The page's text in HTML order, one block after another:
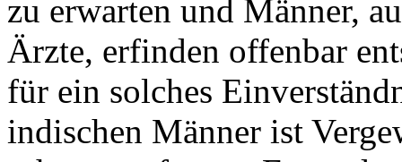
zu erwarten und Männer,
Ärzte, erfinden offenbar
für ein solches
indischen Männer ist